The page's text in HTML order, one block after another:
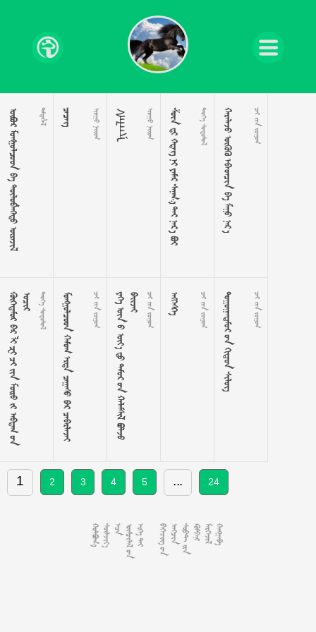

      
  
ᠰᠠᠯᠬᠢᠨ  
           
     
 




































   
        




































   
   
   
1 2 3 4 5 ... 24
































  











































